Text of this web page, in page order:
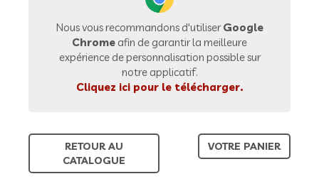
Nous vous recommandons d'utiliserGoogle
Chrome afin de garantir la meilleure
expérience de personnalisation possible sur
notre applicatif.
Cliquez ici pour le télécharger.
RETOUR AU
CATALOGUE
VOTRE PANIER